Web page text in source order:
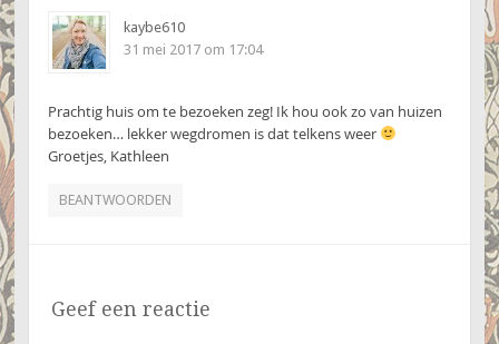
kaybe610
31 mei 2017 om 17:04
Prachtig huis om te bezoeken zeg! Ik hou ook zo van huizen
bezoeken… lekker wegdromen is dat telkens weer
Groetjes, Kathleen
BEANTWOORDEN
Geef een reactie